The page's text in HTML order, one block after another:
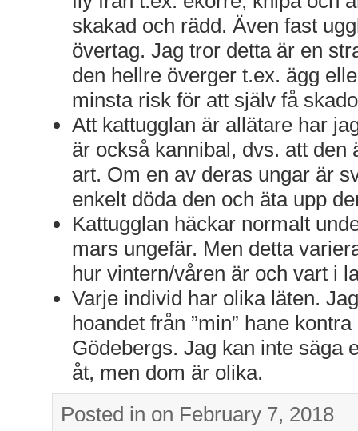
skakad och rädd. Även fast
övertag. Jag tror detta är en
den hellre överger t.ex. ägg
minsta risk för att själv få
Att kattugglan är allätare har
är också kannibal, dvs. att den
art. Om en av deras ungar är
enkelt döda den och äta upp
Kattugglan häckar normalt
mars ungefär. Men detta
hur vintern/våren är och vart i
Varje individ har olika läten.
hoandet från ”min” hane
Gödebergs. Jag kan inte säga
åt, men dom är olika.
Posted in on February 7, 2018